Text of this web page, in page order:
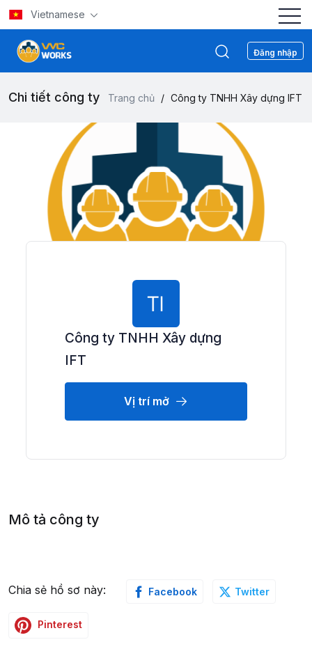
Vietnamese
Đăng nhập
Chi tiết công ty Trang chủ / Công ty TNHH Xây dựng IFT
Công ty TNHH Xây dựng
IFT
Vị trí mở
Mô tả công ty
Chia sẻ hồ sơ này: Facebook Twitter
Pinterest